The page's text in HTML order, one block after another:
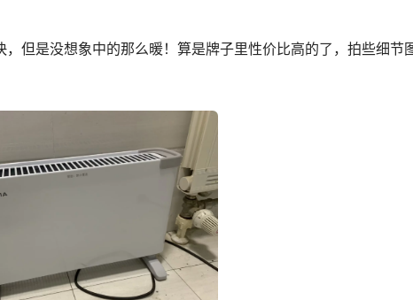
但是没想象中的那么暖！算是牌子里性价比高的了，拍些细节